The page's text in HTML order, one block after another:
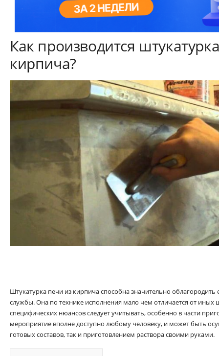
Как производится
кирпича?
Штукатурка печи из кирпича способна значительно
службы. Она по технике исполнения мало чем отличается от иных
специфических нюансов следует учитывать, особенно в части
мероприятие вполне доступно любому человеку, и может быть
готовых составов, так и приготовлением раствора своими руками.